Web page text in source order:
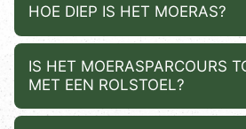
HOE DIEP IS HET MOERAS?
IS HET MOERASPARCOURS
MET EEN ROLSTOEL?